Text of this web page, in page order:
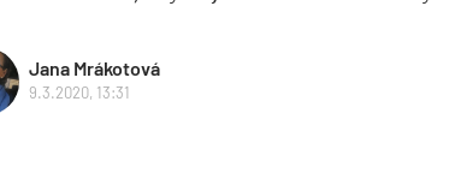
Jana Mrákotová
9.3.2020, 13:31